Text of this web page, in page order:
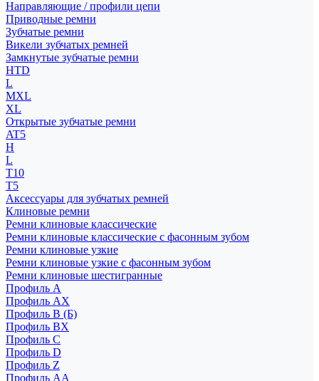
Направляющие / профили цепи
Приводные ремни
Зубчатые ремни
Викели зубчатых ремней
Замкнутые зубчатые ремни
HTD
L
MXL
XL
Открытые зубчатые ремни
AT5
H
L
T10
T5
Аксессуары для зубчатых ремней
Клиновые ремни
Ремни клиновые классические
Ремни клиновые классические с фасонным зубом
Ремни клиновые узкие
Ремни клиновые узкие с фасонным зубом
Ремни клиновые шестигранные
Профиль A
Профиль AX
Профиль B (Б)
Профиль BX
Профиль C
Профиль D
Профиль Z
Профиль АА